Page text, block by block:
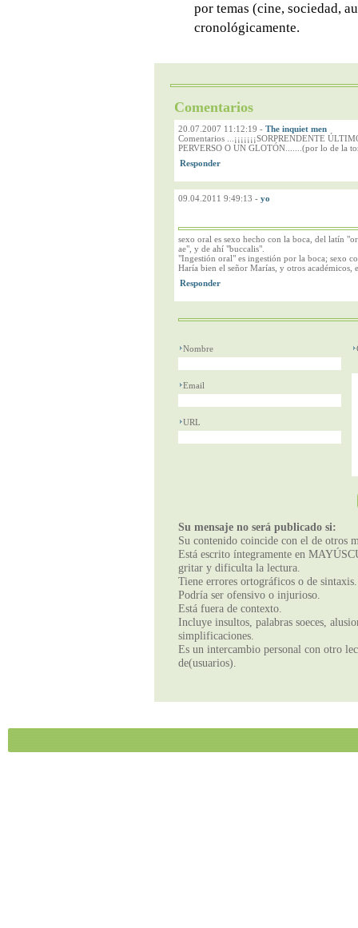
por temas (cine, sociedad,
cronológicamente.
Comentarios
20.07.2007 11:12:19 - The inquiet men
Comentarios ...¡¡¡¡¡¡¡SORPRENDENTE
PERVERSO O UN GLOTÓN.......(por lo de la
09.04.2011 9:49:13 - yo
sexo oral es sexo hecho con la boca, del latín
ae", y de ahí "buccalis".
"Ingestión oral" es ingestión por la boca; sexo
Haría bien el señor Marías, y otros académicos,
Nombre
Email
URL
Su mensaje no será publicado si:
Su contenido coincide con el de otros
Está escrito íntegramente en
gritar y dificulta la lectura.
Tiene errores ortográficos o de sintaxis.
Podría ser ofensivo o injurioso.
Está fuera de contexto.
Incluye insultos, palabras soeces,
simplificaciones.
Es un intercambio personal con otro
de(usuarios).